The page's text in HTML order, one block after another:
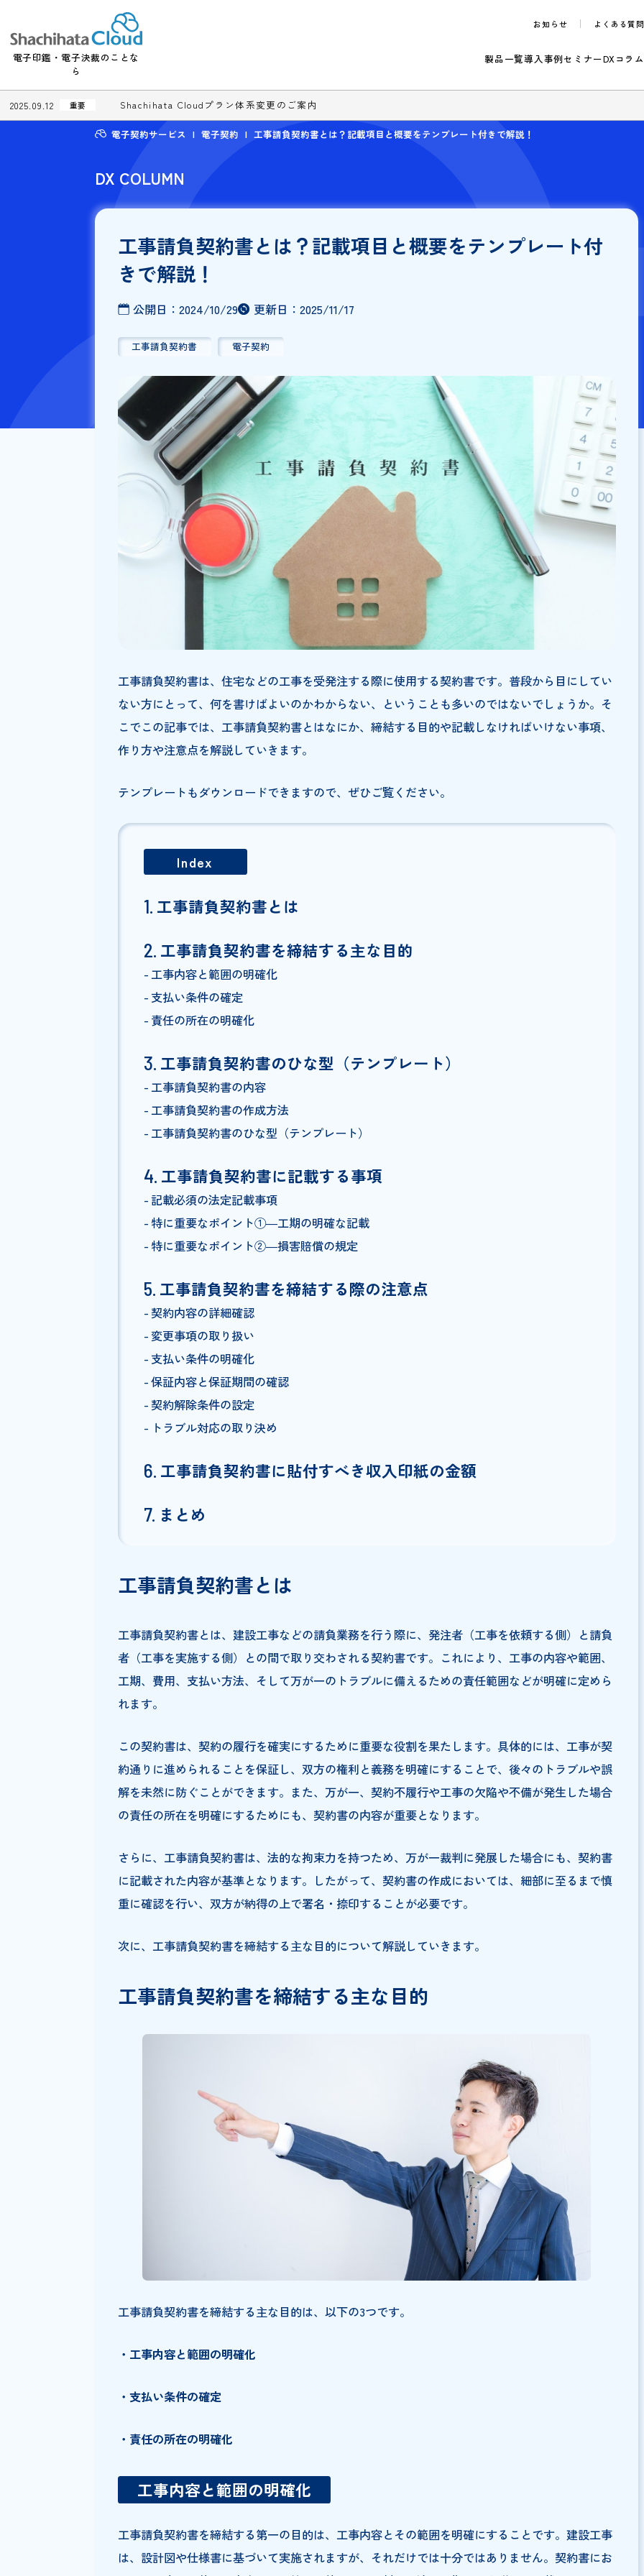
電子印鑑・電子決裁のことな
ら
お知らせ
製品一覧 導入事例 セ
2025.09.12 Shachihata Cloudプラン体系変更のご案内
DX COLUMN
工事請負契約書とは？記載項目と概要をテンプレー
きで解説！
公開日：2024/10/29 更新日：
工事請負契約書 電子契約
工事請負契約書は、住宅などの工事を受発注する際に使用する契約書です。普段から目に
ない方にとって、何を書けばよいのかわからない、ということも多いのではないでしょう
テンプレートもダウンロードできますので、ぜひご覧ください。
Index
工事請負契約書とは
工事請負契約書を締結する主な目的
工事内容と範囲の明確化
支払い条件の確定
責任の所在の明確化
工事請負契約書のひな型（テンプレート）
工事請負契約書の内容
工事請負契約書の作成方法
工事請負契約書のひな型（テンプレート）
工事請負契約書に記載する事項
記載必須の法定記載事項
特に重要なポイント①―工期の明確な記載
特に重要なポイント②―損害賠償の規定
工事請負契約書を締結する際の注意点
変更事項の取り扱い
支払い条件の明確化
トラブル対応の取り決め
工事請負契約書に貼付すべき収入印紙の金額
まとめ
工事請負契約書とは
工事請負契約書とは、建設工事などの請負業務を行う際に、発注者（工事を依頼する側）
工期、費用、支払い方法、そして万が一のトラブルに備えるための責任範囲などが明確に
れます。
この契約書は、契約の履行を確実にするために重要な役割を果たします。具体的には、工
解を未然に防ぐことができます。また、万が一、契約不履行や工事の欠陥や不備が発生し
さらに、工事請負契約書は、法的な拘束力を持つため、万が一裁判に発展した場合にも、
に記載された内容が基準となります。したがって、契約書の作成においては、細部に至る
重に確認を行い、双方が納得の上で署名・捺印することが必要です。
次に、工事請負契約書を締結する主な目的について解説していきます。
工事請負契約書を締結する主な目的
工事請負契約書を締結する主な目的は、以下の3つです。